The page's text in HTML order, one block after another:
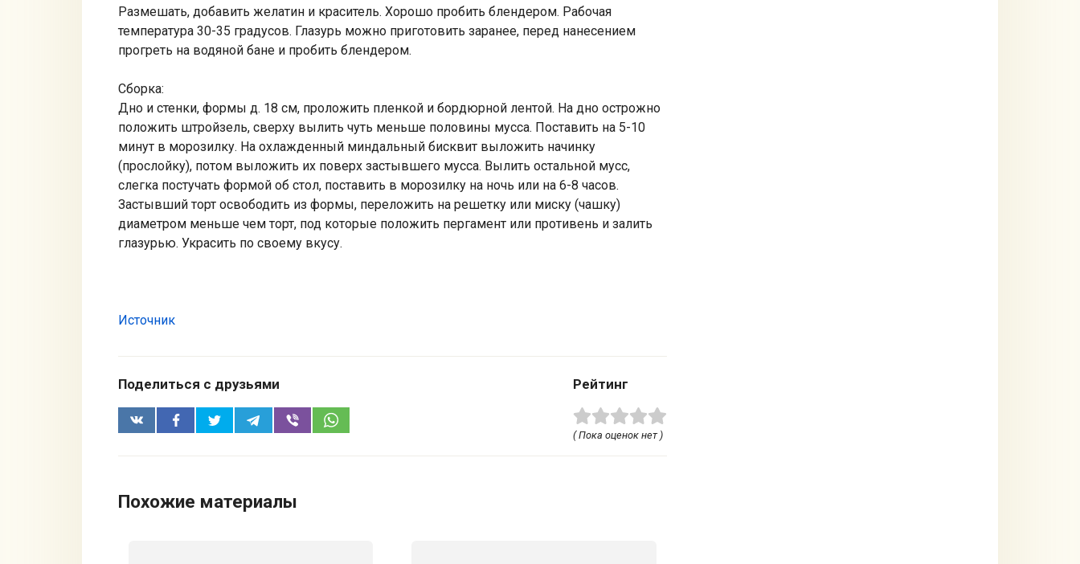
Размешать, добавить желатин и краситель. Хорошо пробить блендером. Рабочая
температура 30-35 градусов. Глазурь можно приготовить заранее, перед нанесением
прогреть на водяной бане и пробить блендером.
Сборка:
Дно и стенки, формы д. 18 см, проложить пленкой и бордюрной лентой. На дно острожно
положить штройзель, сверху вылить чуть меньше половины мусса. Поставить на 5-10
минут в морозилку. На охлажденный миндальный бисквит выложить начинку
(прослойку), потом выложить их поверх застывшего мусса. Вылить остальной мусс,
слегка постучать формой об стол, поставить в морозилку на ночь или на 6-8 часов.
Застывший торт освободить из формы, переложить на решетку или миску (чашку)
диаметром меньше чем торт, под которые положить пергамент или противень и залить
глазурью. Украсить по своему вкусу.
Источник
Поделиться с друзьями Рейтинг
( Пока оценок нет )
Похожие материалы